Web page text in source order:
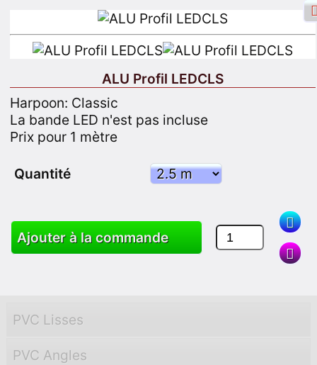
Identifiant Facebook
PVC Lisses
PVC Angles
ALU Profil LEDCLS
Harpoon: Classic
La bande LED n'est pas incluse
Prix pour 1 mètre
Quantité
Ajouter à la commande